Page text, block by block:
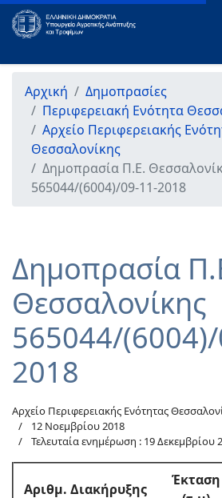
Αρχική
Δημοπρασίες
Περιφερειακή Ενότητα
Αρχείο Περιφερειακής
Θεσσαλονίκης
Δημοπρασία Π.Ε.
565044/(6004)/09-11-2018
Δημοπρασία
Θεσσαλονίκης
565044/
2018
Αρχείο Περιφερειακής Ενότητας
12 Νοεμβρίου 2018
Τελευταία ενημέρωση : 19 Δεκεμβρίου
Αριθμ. Διακήρυξης
Έκταση